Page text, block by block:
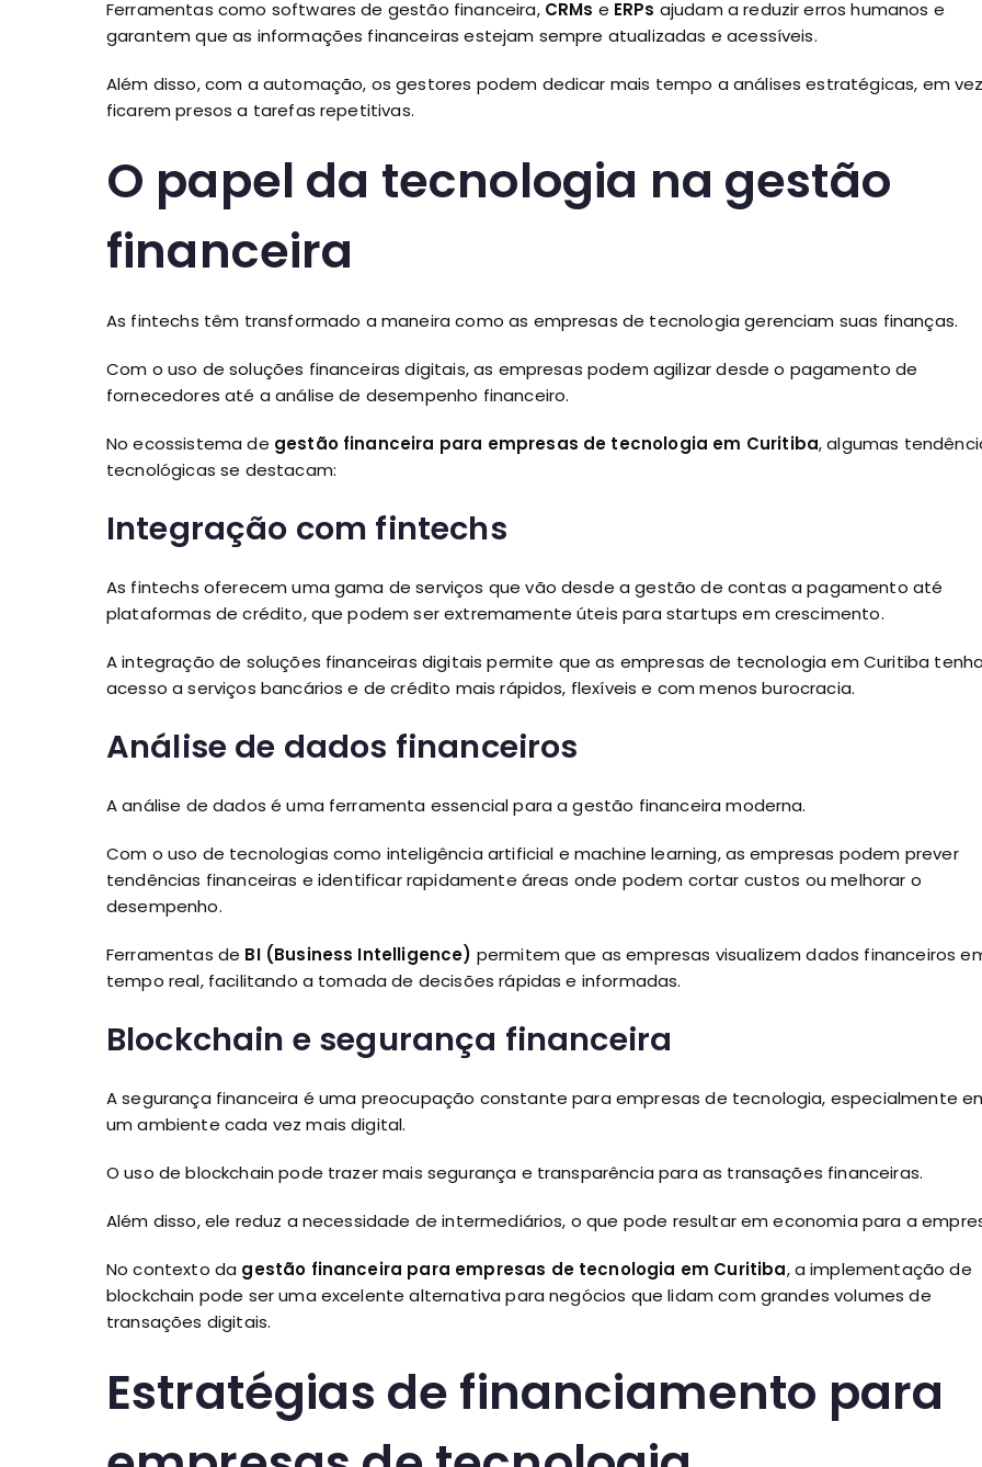
Ferramentas como softwares de gestão financeira, CRMs e ERPs ajudam a reduzir erros humanos e
garantem que as informações financeiras estejam sempre atualizadas e acessíveis.
Além disso, com a automação, os gestores podem dedicar mais tempo a análises estratégicas, em
ficarem presos a tarefas repetitivas.
O papel da tecnologia na gestão
financeira
As fintechs têm transformado a maneira como as empresas de tecnologia gerenciam suas finanças.
Com o uso de soluções financeiras digitais, as empresas podem agilizar desde o pagamento de
fornecedores até a análise de desempenho financeiro.
No ecossistema de gestão financeira para empresas de tecnologia em Curitiba, algumas
tecnológicas se destacam:
Integração com fintechs
As fintechs oferecem uma gama de serviços que vão desde a gestão de contas a pagamento até
plataformas de crédito, que podem ser extremamente úteis para startups em crescimento.
A integração de soluções financeiras digitais permite que as empresas de tecnologia em Curitiba
acesso a serviços bancários e de crédito mais rápidos, flexíveis e com menos burocracia.
Análise de dados financeiros
A análise de dados é uma ferramenta essencial para a gestão financeira moderna.
Com o uso de tecnologias como inteligência artificial e machine learning, as empresas podem prever
tendências financeiras e identificar rapidamente áreas onde podem cortar custos ou melhorar o
desempenho.
Ferramentas de BI (Business Intelligence) permitem que as empresas visualizem dados financeiros
tempo real, facilitando a tomada de decisões rápidas e informadas.
Blockchain e segurança financeira
A segurança financeira é uma preocupação constante para empresas de tecnologia, especialmente
um ambiente cada vez mais digital.
O uso de blockchain pode trazer mais segurança e transparência para as transações financeiras.
Além disso, ele reduz a necessidade de intermediários, o que pode resultar em economia para a
No contexto da gestão financeira para empresas de tecnologia em Curitiba, a implementação de
blockchain pode ser uma excelente alternativa para negócios que lidam com grandes volumes de
transações digitais.
Estratégias de financiamento para